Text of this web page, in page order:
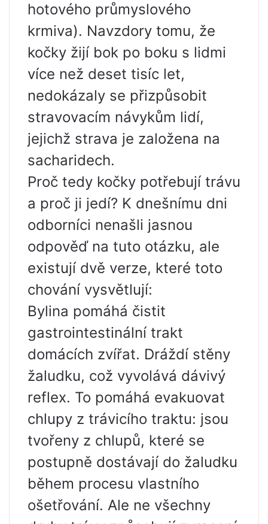
hotového průmyslového
krmiva). Navzdory tomu, že
kočky žijí bok po boku s lidmi
více než deset tisíc let,
nedokázaly se přizpůsobit
stravovacím návykům lidí,
jejichž strava je založena na
sacharidech.
Proč tedy kočky potřebují trávu
a proč ji jedí? K dnešnímu dni
odborníci nenašli jasnou
odpověď na tuto otázku, ale
existují dvě verze, které toto
chování vysvětlují:
Bylina pomáhá čistit
gastrointestinální trakt
domácích zvířat. Dráždí stěny
žaludku, což vyvolává dávivý
reflex. To pomáhá evakuovat
chlupy z trávicího traktu: jsou
tvořeny z chlupů, které se
postupně dostávají do žaludku
během procesu vlastního
ošetřování. Ale ne všechny